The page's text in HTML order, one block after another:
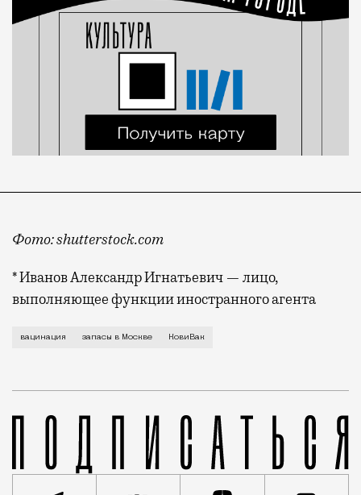
Фото: shutterstock.com
* Иванов Александр Игнатьевич — лицо,
выполняющее функции иностранного агента
вацинация запасы в Москве КовиВак